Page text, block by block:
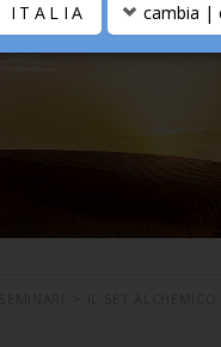
ITALIA cambia |